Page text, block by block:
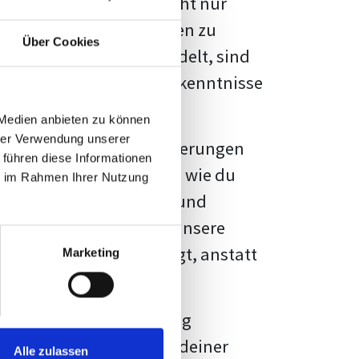
Über Cookies
anbieten zu können
Verwendung unserer
diese Informationen
Rahmen Ihrer Nutzung
Marketing
Alle zulassen
Fakten und Quellen zu
handelt, sind
und Erkenntnisse
vor diesen Herausforderungen
kannst, sondern auch, wie du
Formatierung und
Erwartungen, und unsere
Vorlage zeigt, anstatt
große Herausforderung
wird die Formatierung deiner